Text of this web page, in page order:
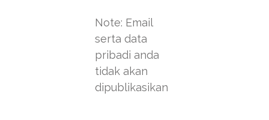
Note: Email
serta data
pribadi anda
tidak akan
dipublikasikan